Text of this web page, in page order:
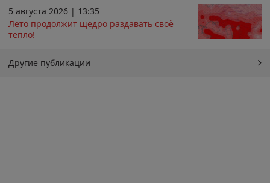
5 августа 2026 | 13:35
Лето продолжит щедро раздавать своё
тепло!
Другие публикации